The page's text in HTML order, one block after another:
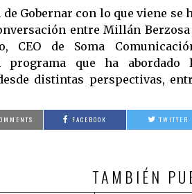
Gobernar con lo que viene se
entre Millán Berzosa
CEO de Soma
programa que ha abordado
distintas perspectivas,
la ciberseguridad, la
en redes sociales, los medios
asociaciones profesionales
FACEBOOK TWITTER
TAMBIÉN